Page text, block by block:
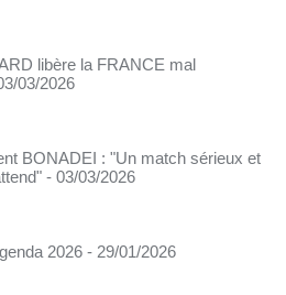
libère la FRANCE mal
03/2026
BONADEI : "Un match sérieux et
- 03/03/2026
2026 - 29/01/2026